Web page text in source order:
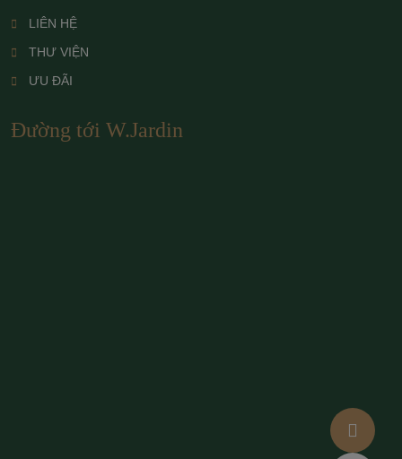
LIÊN HỆ
THƯ VIỆN
ƯU ĐÃI
Đường tới W.Jardin